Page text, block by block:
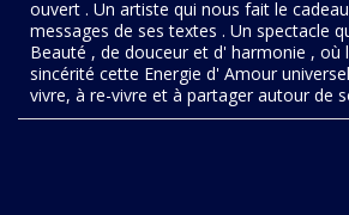
ouvert . Un artiste qui nous fait le
messages de ses textes . Un spectacle
Beauté , de douceur et d' harmonie , où
sincérité cette Energie d' Amour
vivre, à re-vivre et à partager autour de